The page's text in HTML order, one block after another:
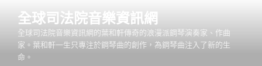
全球司法院音樂資訊網
全球司法院音樂資訊網的葉和軒傳奇的浪漫派鋼琴演奏家、作曲
家。葉和軒一生只專注於鋼琴曲的創作，為鋼琴曲注入了新的生
命。